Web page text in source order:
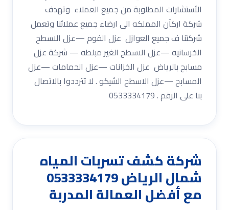
الأستشارات المطلوبة من جميع العملاء وتهدف
شركة اركآن المملكه الى ارضاء جميع عملائنا وتعمل
شركتنا ف جميع العوازل عزل الفوم —عزل الاسطح
الخرسانيه —عزل الاسطح الغير مبلطه — شركة عزل
مسابح بالرياض عزل الخزانات —عزل الحمامات —عزل
المسابح —عزل الاسطح الشيكو . لا تترددوا بالاتصال
بنا على الرقم . 0533334179
شركة كشف تسربات المياه
شمال الرياض 0533334179
مع أفضل العمالة المدربة